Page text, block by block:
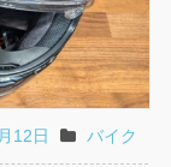
12日
カバイク